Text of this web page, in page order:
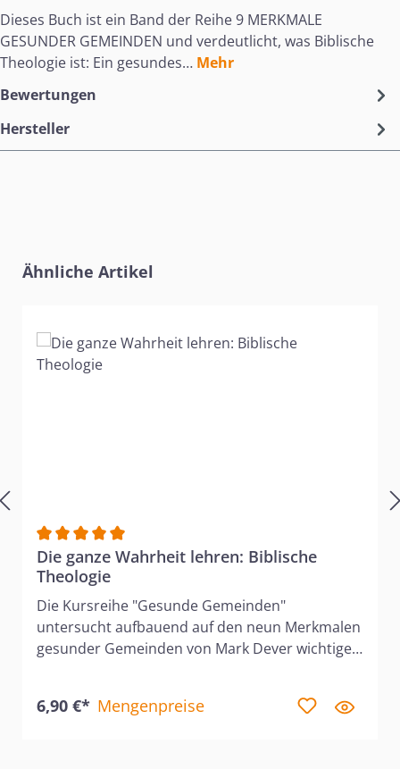
Dieses Buch ist ein Band der Reihe 9 MERKMALE
GESUNDER GEMEINDEN und verdeutlicht, was Biblische
Theologie ist: Ein gesundes… Mehr
Bewertungen
Hersteller
Produktgalerie überspringen
Ähnliche Artikel
Durchschnittliche Bewertung von 5 von 5 Sternen
Die ganze Wahrheit lehren: Biblische
Theologie
Die Kursreihe "Gesunde Gemeinden"
untersucht aufbauend auf den neun Merkmalen
gesunder Gemeinden von Mark Dever wichtige
Ort auszuleben. Alle Kurse führen anhand der
6,90 €* Mengenpreise